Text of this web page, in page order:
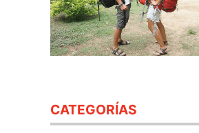
CATEGORÍAS